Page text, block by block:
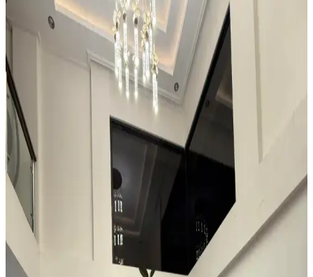
Kahvaltı Köşeleri İçin Sandalye Seçenekleri ve
Dekorasyon İpuçları
Kahvaltı köşelerinde ahşap ve sentetik deri sandalyeler, dayanıklılık
ve temizlik kolaylığı sunar. Minder ve özel tasarım halılarla konfor
ve estetik dengelenir, mekanın atmosferi güçlenir.
Teal Renkli Sandalyenin Halı ve Dolapla
Uyumunda Renk Tonları ve Aksesuarların Rolü
Teal renkli sandalyenin halı ve dolapla uyumu, doğru renk tonları ve
aksesuar seçimiyle sağlanır. Halıdaki mavi-yeşil alt tonlar ve sıcak
ahşap dolap, teal rengini öne çıkarır, aksesuarlar ise denge oluşturur.
Küçük ve Garip Şekilli Giriş Alanları İçin Dayanıklı
ve Estetik Halı Seçimi Rehberi
Küçük ve garip şekilli girişlerde suya dayanıklı, özel kesim veya
modüler halılarla estetik ve işlevsel çözümler sunulur. Ayakkabı
düzenleyicilerle alan düzeni sağlanır.